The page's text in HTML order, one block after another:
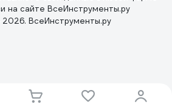
на сайте ВсеИнструменты.ру
ВсеИнструменты.ру